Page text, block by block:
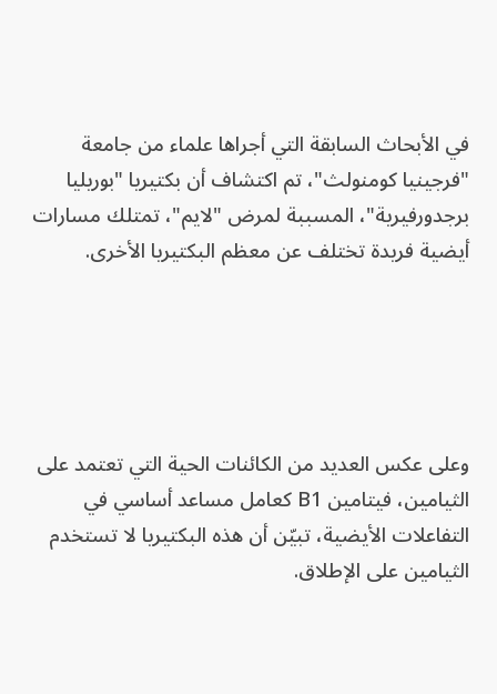
في الأبحاث السابقة التي أجراها علماء من جامعة
"فرجينيا كومنولث"، تم اكتشاف أن بكتيريا "بوريليا
برجدورفيرية"، المسببة لمرض "لايم"، تمتلك مسارات
أيضية فريدة تختلف عن معظم البكتيريا الأخرى.
وعلى عكس العديد من الكائنات الحية التي تعتمد على
الثيامين، فيتامين B1 كعامل مساعد أساسي في
التفاعلات الأيضية، تبيّن أن هذه البكتيريا لا تستخدم
الثيامين على الإطلاق.